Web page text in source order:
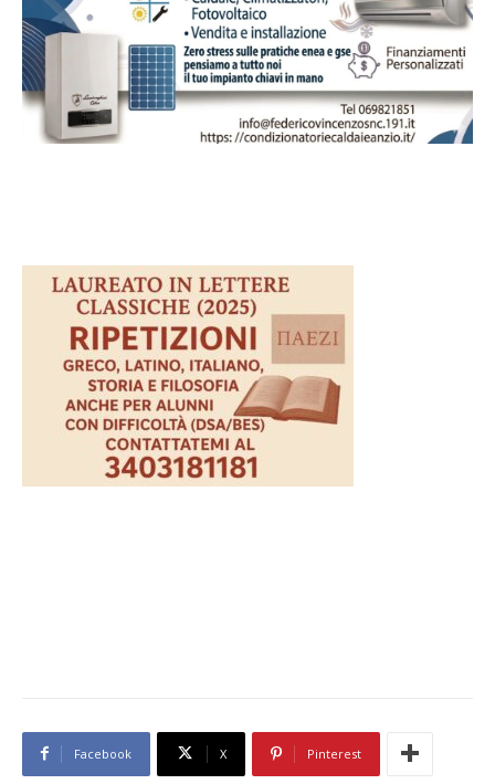
Facebook X Pinterest